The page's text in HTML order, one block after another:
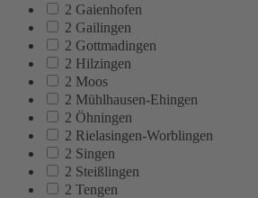
2 Gaienhofen
2 Gailingen
2 Gottmadingen
2 Hilzingen
2 Moos
2 Mühlhausen-Ehingen
2 Öhningen
2 Rielasingen-Worblingen
2 Singen
2 Steißlingen
2 Tengen